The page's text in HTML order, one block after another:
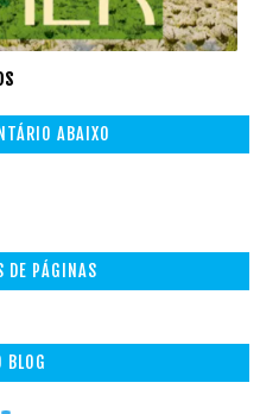
ABAIXO
DE PÁGINAS
BLOG